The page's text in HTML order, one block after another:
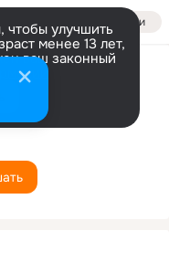
Войти
улучшить
менее 13 лет,
ваш законный